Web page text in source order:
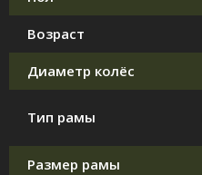
Возраст
Диаметр колёс
Тип рамы
Размер рамы